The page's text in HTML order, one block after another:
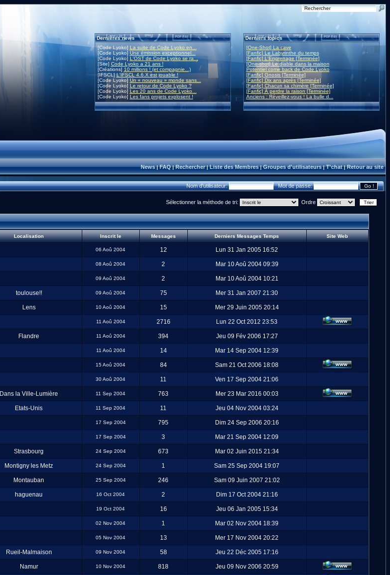
Dernières news
[Code Lyoko] La suite de Code Lyoko en...
[Code Lyoko]Une émission exceptionnel...
[Code Lyoko] L'OST de Code Lyoko se ra...
[Site] Code Lyoko a 21 ans !
[Créations] 10 millions ! (et compagnie...)
[IFSCL]L'IFSCL 4.6.X est jouable !
[Code Lyoko] Un « nouveau » monde sans...
[Code Lyoko] Le retour de Code Lyoko ?
[Code Lyoko] Les 20 ans de Code Lyoko...
[Code Lyoko] Les fans projets explosent !
Derniers topics
[One-Shot] La cave
[Fanfic] Le Labyrinthe du temps
[Fanfic] L'Engrenage [Terminée]
[One-shot] Le diable dans la maison
Potentiel come back de Code Lyoko
[Fanfic] Gnosis [Terminée]
[Fanfic] Dix ans après [Terminée]
[Fanfic] Chacun sa chimère [Terminée]
[Fanfic] À perdre la raison [Terminée]
Anciens : Réveillez-vous ! La bulle d...
News|FAQ|Rechercher|Liste des Membres|Groupes d'utilisateurs|T'chat|Retour au site
Nom d'utilisateur: Mot de passe:
Sélectionner la méthode de tri: Ordre
Localisation Inscrit le Messages Derniers Messages Temps Site Web
06 Aoû 2004 12 Lun 31 Jan 2005 16:52
08 Aoû 2004 2 Mar 10 Aoû 2004 09:39
09 Aoû 2004 2 Mar 10 Aoû 2004 10:21
toulouse!! 09 Aoû 2004 75 Mer 31 Jan 2007 21:30
Lens 10 Aoû 2004 15 Mer 29 Juin 2005 20:14
11 Aoû 2004 2716 Lun 22 Oct 2012 23:53
Flandre 11 Aoû 2004 394 Jeu 09 Fév 2006 17:27
11 Aoû 2004 14 Mar 14 Sep 2004 12:39
15 Aoû 2004 84 Sam 21 Oct 2006 18:08
30 Aoû 2004 11 Ven 17 Sep 2004 21:06
Dans la Ville-Lumière 11 Sep 2004 763 Mer 23 Mar 2016 00:03
Etats-Unis 11 Sep 2004 11 Jeu 04 Nov 2004 03:24
17 Sep 2004 795 Dim 24 Sep 2006 20:16
17 Sep 2004 3 Mar 21 Sep 2004 12:09
Strasbourg 24 Sep 2004 673 Mar 02 Juin 2015 21:34
Montigny les Metz 24 Sep 2004 1 Sam 25 Sep 2004 19:07
Montauban 25 Sep 2004 246 Sam 09 Juin 2007 21:02
haguenau 16 Oct 2004 2 Dim 17 Oct 2004 21:16
19 Oct 2004 16 Jeu 06 Jan 2005 15:34
02 Nov 2004 1 Mar 02 Nov 2004 18:39
05 Nov 2004 13 Mer 17 Nov 2004 20:22
Rueil-Malmaison 09 Nov 2004 58 Jeu 22 Déc 2005 17:16
Namur 10 Nov 2004 818 Jeu 09 Nov 2006 20:59